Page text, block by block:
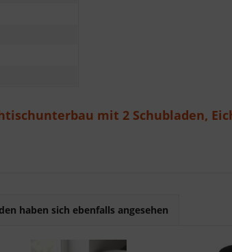
mit 2 Schubladen,
haben sich ebenfalls angesehen